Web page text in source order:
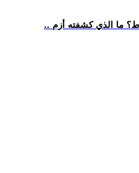
ما الذي كشفته أزم